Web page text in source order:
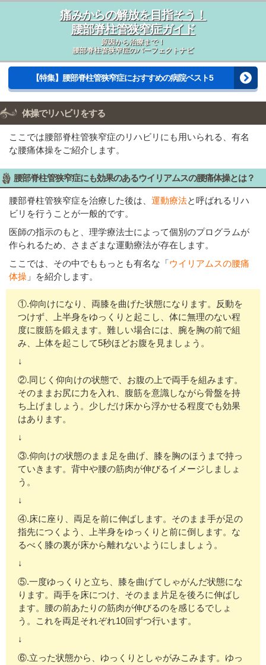
痛みからの解放を目指そう！
腰部脊柱管狭窄症ガイド
原因から治療まで！
腰部脊柱管狭窄症のパーフェクトナビ
【特集】腰部脊柱管狭窄症におすすめの病院ベスト5
体操でリハビリをする
ここでは腰部脊柱管狭窄症のリハビリにも用いられる、有名
な腰痛体操をご紹介します。
腰部脊柱管狭窄症にも効果のあるウイリアムスの腰痛体操とは？
腰部脊柱管狭窄症を治療した後は、 運動療法と呼ばれるリハ
ビリを行うことが一般的です。
医師の指示のもと、理学療法士によって個別のプログラムが
作られるため、さまざまな運動療法が存在します。
ここでは、その中でももっとも有名な「ウイリアムスの腰痛
体操 」を紹介します。
①.仰向けになり、両膝を曲げた状態になります。反動を
つけず、上半身をゆっくりと起こし、体に無理のない程
度に腹筋を鍛えます。難しい場合には、腕を胸の前で組
み、上体を起こして5秒ほどお腹を見ましょう。
↓
②.同じく仰向けの状態で、お腹の上で両手を組みます。
そのままお尻に力を入れ、腹筋を意識しながら骨盤を持
ち上げましょう。少しだけ床から浮かせる程度でも効果
はあります。
↓
③.仰向けの状態のまま足を曲げ、膝を胸のほうまで持っ
ていきます。背中や腰の筋肉が伸びるイメージしましょ
う。
↓
④.床に座り、両足を前に伸ばします。そのまま手が足の
指先につくよう、上半身をゆっくりと前に倒します。な
るべく膝の裏が床から離れないようにしましょう。
↓
⑤.一度ゆっくりと立ち、膝を曲げてしゃがんだ状態にな
ります。両手を床につけ、そのまま片足を後ろに伸ばし
ます。腰の前あたりの筋肉が伸びるのを感じるでしょ
う。これを両足それぞれ10回ずつ行います。
↓
⑥.立った状態から、ゆっくりとしゃがみこみます。ゆっ